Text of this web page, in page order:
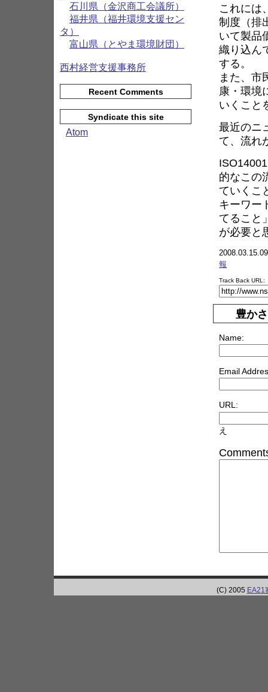
これには
制度（排
いて製品
織り込ん
する。
また、市
康・環境
いくこと
最近のニ
て、流れ
的なこの
ていくこ
キーワー
てること
が必要と
報
Track Back URL:
豊か
Name:
Email
URL:
え
石川県（金沢商工会議所）
福井県（福井環境支援セン
タ）
富山県（とやま環境財団）
西村経営支援事務所
Recent Comments
Syndicate this site
Atom
(C) 2005 EA21